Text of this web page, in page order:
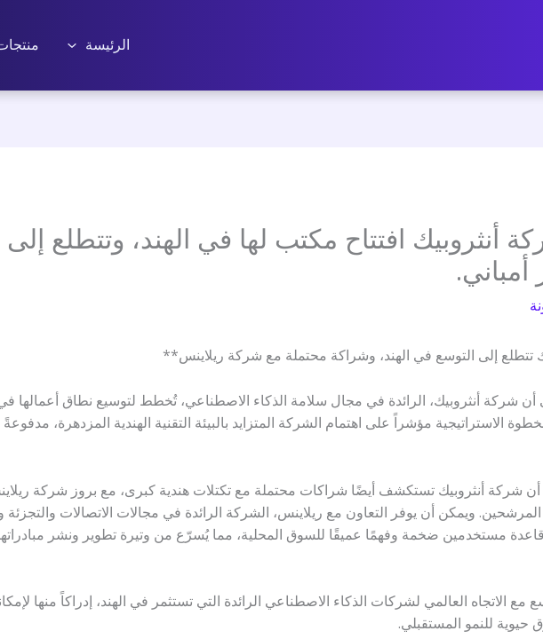
الرئيسة
أنثروبيك افتتاح مكتب لها في الهند، وتتطلع
أمباني.
تتطلع إلى التوسع في الهند، وشراكة محتملة مع شركة ريلاينس**
أن شركة أنثروبيك، الرائدة في مجال سلامة الذكاء الاصطناعي، تُخطط لتوسيع نطاق أعمالها
الاستراتيجية مؤشراً على اهتمام الشركة المتزايد بالبيئة التقنية الهندية المزدهرة،
شركة أنثروبيك تستكشف أيضًا شراكات محتملة مع تكتلات هندية كبرى، مع بروز شركة
المرشحين. ويمكن أن يوفر التعاون مع ريلاينس، الشركة الرائدة في مجالات الاتصالات
مستخدمين ضخمة وفهمًا عميقًا للسوق المحلية، مما يُسرّع من وتيرة تطوير ونشر
مع الاتجاه العالمي لشركات الذكاء الاصطناعي الرائدة التي تستثمر في الهند، إدراكاً منها
للنمو المستقبلي.